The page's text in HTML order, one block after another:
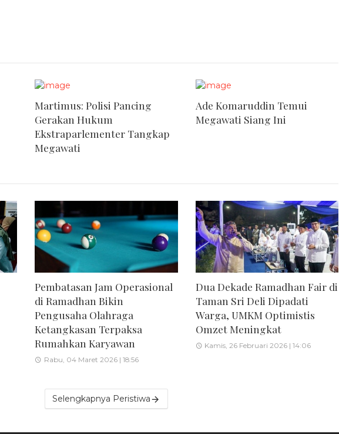
Martimus: Polisi Pancing
Gerakan Hukum
Ekstraparlementer Tangkap
Megawati
Ade Komaruddin Temui
Megawati Siang Ini
Pembatasan Jam Operasional
di Ramadhan Bikin
Pengusaha Olahraga
Ketangkasan Terpaksa
Rumahkan Karyawan
Rabu, 04 Maret 2026 | 18:56
Dua Dekade Ramadhan Fair di
Taman Sri Deli Dipadati
Warga, UMKM Optimistis
Omzet Meningkat
Kamis, 26 Februari 2026 | 14:06
Selengkapnya Peristiwa